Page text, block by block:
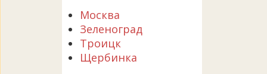
Москва
Зеленоград
Троицк
Щербинка